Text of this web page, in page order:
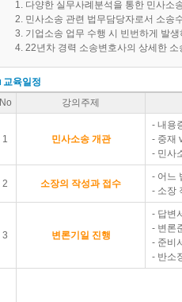
다양한 실무사례분석을 통한 민사소
민사소송 관련 법무담당자로서 소송
기업소송 업무 수행 시 빈번하게 발
22년차 경력 소송변호사의 상세한 소
교육일정
No
강의주제
1 민사소송 개관
- 내용
- 중재
- 민사
2 소장의 작성과 접수
- 어느
- 소장
3 변론기일 진행
- 답변
- 변론
- 준비
- 반소